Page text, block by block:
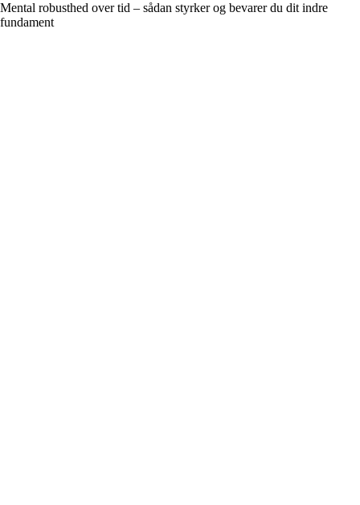
Mental robusthed over tid – sådan styrker og bevarer du dit indre
fundament